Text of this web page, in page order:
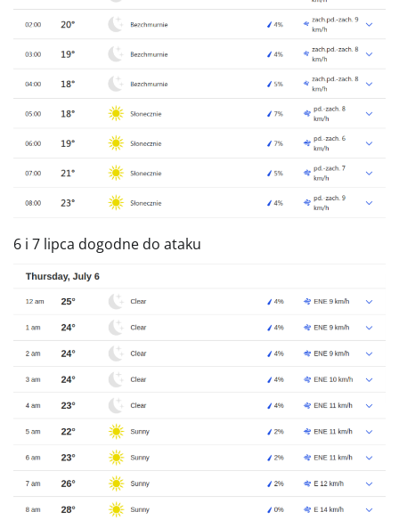
6 i 7 lipca dogodne do ataku